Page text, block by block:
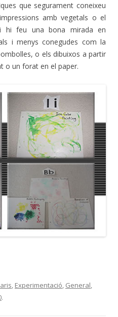
que segurament coneixeu
amb vegetals o el
hi feu una bona mirada en
i menys conegudes com la
o els dibuixos a partir
o un forat en el paper.
, Experimentació, General,
.